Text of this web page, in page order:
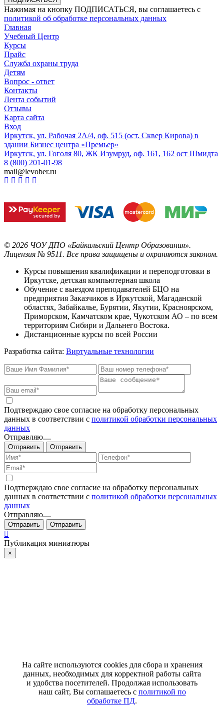
Нажимая на кнопку ПОДПИСАТЬСЯ, вы соглашаетесь с
политикой об обработке персональных данных
Главная
Учебный Центр
Курсы
Прайс
Служба охраны труда
Детям
Вопрос - ответ
Контакты
Лента событий
Отзывы
Карта сайта
Вход
Иркутск, ул. Рабочая 2А/4, оф. 515 (ост. Сквер Кирова) в
здании Бизнес центра «Премьер»
Иркутск, ул. Гоголя 80, ЖК Изумруд, оф. 161, 162 ост Шмидта
8 (800) 201-01-98
mail@levober.ru
© 2026 ЧОУ ДПО «Байкальский Центр Образования».
Лицензия № 9511. Все права защищены и охраняются законом.
Курсы повышения квалификации и переподготовки в
Иркутске, детская компьютерная школа
Обучение с выездом преподавателей БЦО на
предприятия Заказчиков в Иркутской, Магаданской
областях, Забайкалье, Бурятии, Якутии, Красноярском,
Приморском, Камчатском крае, Чукотском АО – по всем
территориям Сибири и Дальнего Востока.
Дистанционные курсы по всей России
Разработка сайта: Виртуальные технологии
Подтверждаю свое согласие на обработку персональных
данных в соответствии с политикой обработки персональных
данных
Отправляю....
Отправить Отправить
Подтверждаю свое согласие на обработку персональных
данных в соответствии с политикой обработки персональных
данных
Отправляю....
Отправить Отправить
Публикация миниатюры
×
На сайте используются cookies для сбора и хранения
данных, необходимых для корректной работы сайта
и удобства посетителей. Продолжая использовать
наш сайт, Вы соглашаетесь с политикой по
обработке ПД.